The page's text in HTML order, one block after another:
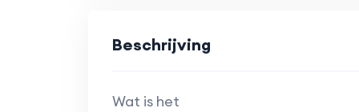
Beschrijving
Wat is het